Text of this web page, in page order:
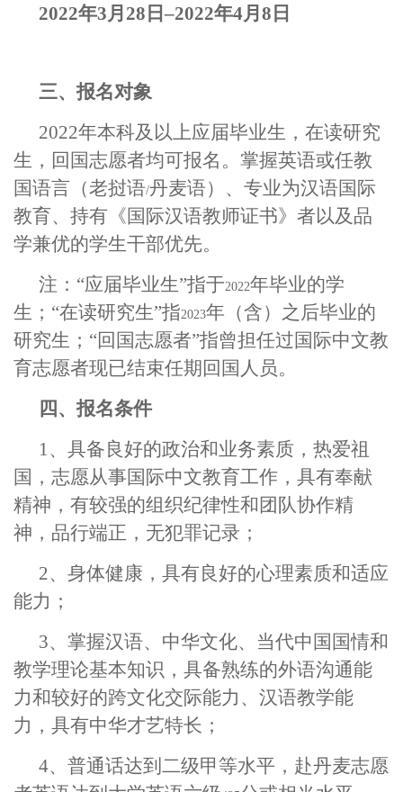
2022年3月28日–2022年4月8日
三、报名对象
2022年本科及以上应届毕业生，在读研究
生，回国志愿者均可报名。掌握英语或任教
国语言（老挝语/丹麦语）、专业为汉语国际
教育、持有《国际汉语教师证书》者以及品
学兼优的学生干部优先。
注：“应届毕业生”指于2022年毕业的学
生；“在读研究生”指2023年（含）之后毕业的
研究生；“回国志愿者”指曾担任过国际中文教
育志愿者现已结束任期回国人员。
四、报名条件
1、具备良好的政治和业务素质，热爱祖
国，志愿从事国际中文教育工作，具有奉献
精神，有较强的组织纪律性和团队协作精
神，品行端正，无犯罪记录；
2、身体健康，具有良好的心理素质和适应
能力；
3、掌握汉语、中华文化、当代中国国情和
教学理论基本知识，具备熟练的外语沟通能
力和较好的跨文化交际能力、汉语教学能
力，具有中华才艺特长；
4、普通话达到二级甲等水平，赴丹麦志愿